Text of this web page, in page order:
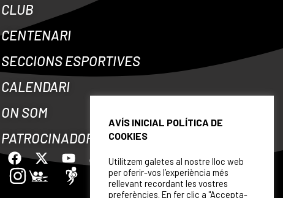
CLUB
CENTENARI
SECCIONS ESPORTIVES
CALENDARI
ON SOM
PATROCINADORS
AVÍS INICIAL POLÍTICA DE
COOKIES
Utilitzem galetes al nostre lloc web
per oferir-vos l’experiència més
rellevant recordant les vostres
preferències. En fer clic a "Accepta-